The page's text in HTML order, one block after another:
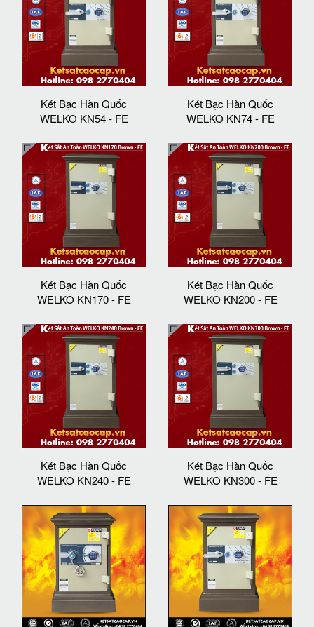
Két Bạc Hàn Quốc
WELKO KN54 - FE
Két Bạc Hàn Quốc
WELKO KN74 - FE
Két Bạc Hàn Quốc
WELKO KN170 - FE
Két Bạc Hàn Quốc
WELKO KN200 - FE
Két Bạc Hàn Quốc
WELKO KN240 - FE
Két Bạc Hàn Quốc
WELKO KN300 - FE